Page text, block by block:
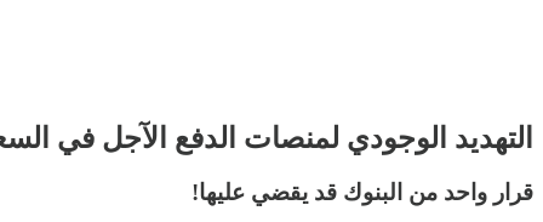
التهديد الوجودي لمنصات الدفع الآجل في
قرار واحد من البنوك قد يقضي عليها!